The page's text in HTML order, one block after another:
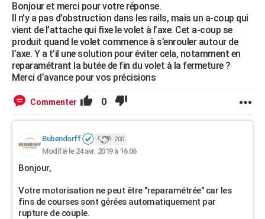
Bonjour et merci pour votre réponse.
Il n’y a pas d’obstruction dans les rails, mais un a-coup qui
vient de l’attache qui fixe le volet à l’axe. Cet a-coup se
produit quand le volet commence à s’enrouler autour de
l’axe. Y a t’il une solution pour éviter cela, notamment en
reparamétrant la butée de fin du volet à la fermeture ?
Merci d’avance pour vos précisions
Commenter 0
Bubendorff 200
Modifié le 24 avr. 2019 à 16:06
Bonjour,
Votre motorisation ne peut être "reparamétrée" car les
fins de courses sont gérées automatiquement par
rupture de couple.